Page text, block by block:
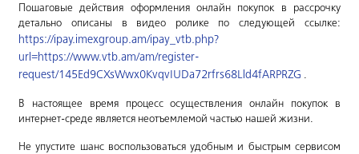
Пошаговые действия оформления онлайн покупок в рассрочку
детально описаны в видео ролике по следующей ссылке:
https://ipay.imexgroup.am/ipay_vtb.php?
url=https://www.vtb.am/am/register-
request/145Ed9CXsWwx0KvqvIUDa72rfrs68Lld4fARPRZG .
В настоящее время процесс осуществления онлайн покупок в
интернет-среде является неотъемлемой частью нашей жизни.
Не упустите шанс воспользоваться удобным и быстрым сервисом